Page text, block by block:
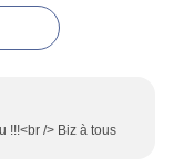
!!!<br /> Biz à tous